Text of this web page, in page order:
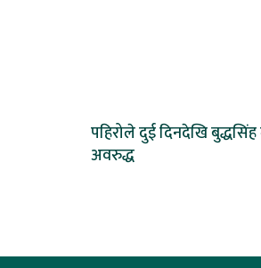
पहिरोले दुई दिनदेखि बुद्धसिंह
अवरुद्ध